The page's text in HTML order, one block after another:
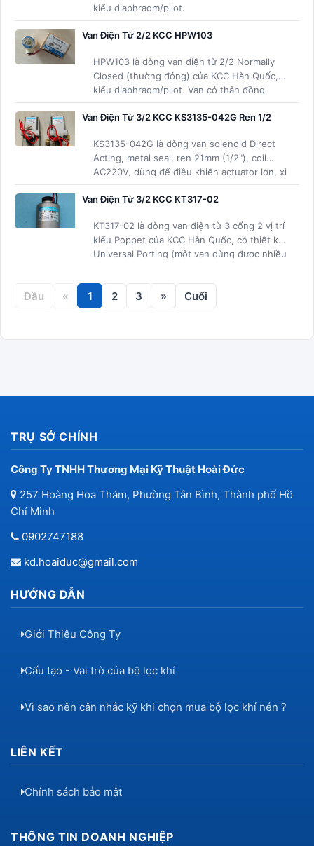
kiểu diaphragm/pilot.
Van Điện Từ 2/2 KCC HPW103
HPW103 là dòng van điện từ 2/2 Normally
Closed (thường đóng) của KCC Hàn Quốc,
kiểu diaphragm/pilot. Van có thân đồng
(brass), cấu trúc chống cháy coil, độ bền
cao và khả năng chịu áp suất tốt.
Van Điện Từ 3/2 KCC KS3135-042G Ren 1/2
KS3135-042G là dòng van solenoid Direct
Acting, metal seal, ren 21mm (1/2"), coil
AC220V, dùng để điều khiển actuator lớn, xi
lanh khí nén công suất cao, máy dập, máy
ép, hệ thống khí nén đòi hỏi lưu lượng lớn
Van Điện Từ 3/2 KCC KT317-02
KT317-02 là dòng van điện từ 3 cổng 2 vị trí
kiểu Poppet của KCC Hàn Quốc, có thiết kế
Universal Porting (một van dùng được nhiều
Đầu « 1 2 3 » Cuối
TRỤ SỞ CHÍNH
Công Ty TNHH Thương Mại Kỹ Thuật Hoài Đức
257 Hoàng Hoa Thám, Phường Tân Bình, Thành phố Hồ
Chí Minh
0902747188
kd.hoaiduc@gmail.com
HƯỚNG DẪN
Giới Thiệu Công Ty
Cấu tạo - Vai trò của bộ lọc khí
Vì sao nên cân nhắc kỹ khi chọn mua bộ lọc khí nén ?
LIÊN KẾT
Chính sách bảo mật
THÔNG TIN DOANH NGHIỆP